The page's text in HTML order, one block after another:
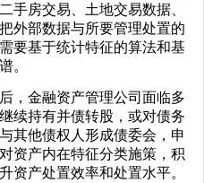
手房交易、土地交易数据、
外部数据与所要管理处置的
要基于统计特征的算法和基
。
，金融资产管理公司面临多
续持有并债转股，或对债务
其他债权人形成债委会，申
资产内在特征分类施策，积
资产处置效率和处置水平。